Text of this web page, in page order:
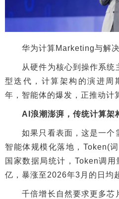
华为计算Marketing与解
从硬件为核心到操作系统
型迭代，计算架构的演进周
年，智能体的爆发，正推动计
AI浪潮澎湃，传统计算架
如果只看表面，这是一个
智能体规模化落地，Token(
国家数据局统计，Token调
亿，暴涨至2026年3月的日均
千倍增长自然要求更多芯